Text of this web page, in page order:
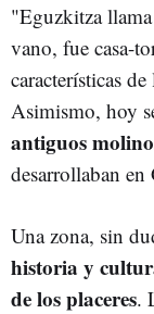
"Eguzkitza
vano, fue casa-
características
Asimismo, hoy
antiguos
desarrollaban
Una zona, sin
historia y
de los placeres.